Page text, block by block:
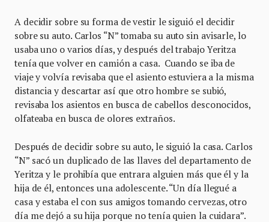
A decidir sobre su forma de vestir le siguió el decidir
sobre su auto. Carlos “N” tomaba su auto sin avisarle, lo
usaba uno o varios días, y después del trabajo Yeritza
tenía que volver en camión a casa. Cuando se iba de
viaje y volvía revisaba que el asiento estuviera a la misma
distancia y descartar así que otro hombre se subió,
revisaba los asientos en busca de cabellos desconocidos,
olfateaba en busca de olores extraños.
Después de decidir sobre su auto, le siguió la casa. Carlos
“N” sacó un duplicado de las llaves del departamento de
Yeritza y le prohibía que entrara alguien más que él y la
hija de él, entonces una adolescente. “Un día llegué a
casa y estaba el con sus amigos tomando cervezas, otro
día me dejó a su hija porque no tenía quien la cuidara”.